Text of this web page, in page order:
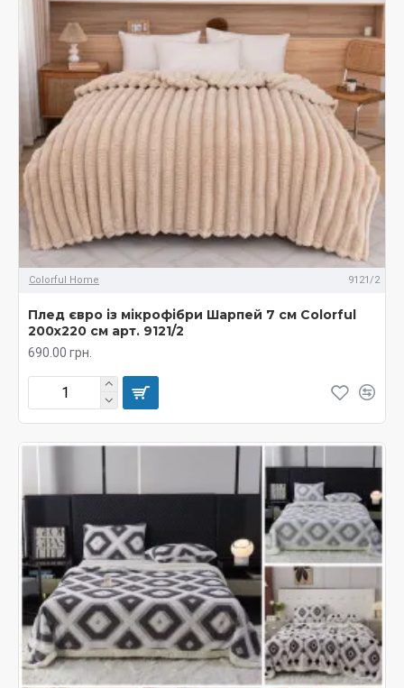
Colorful Home 9121/2
Плед євро із мікрофібри Шарпей 7 см Colorful
200х220 см арт. 9121/2
690.00 грн.